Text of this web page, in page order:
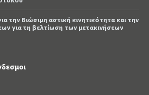
την Βιώσιμη αστική κινητικότητα και την
για τη βελτίωση των μετακινήσεων